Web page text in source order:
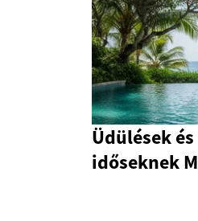
Üdülések
időseknek